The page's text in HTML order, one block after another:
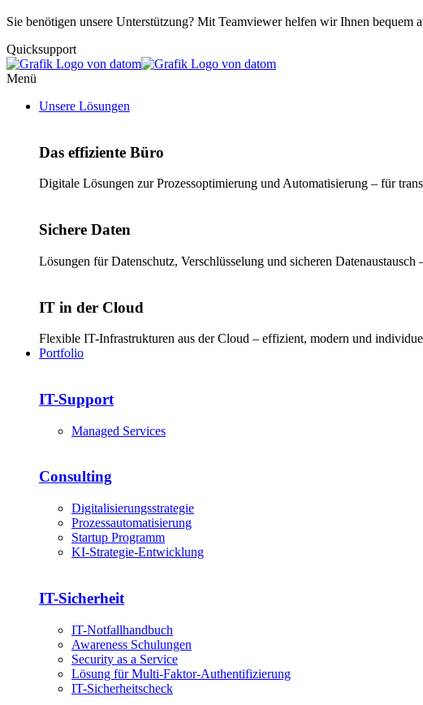
Sie benötigen unsere Unterstützung? Mit Teamviewer helfen wir Ihnen bequem
Quicksupport
Menü
Unsere Lösungen
Das effiziente Büro
Digitale Lösungen zur Prozessoptimierung und Automatisierung – für
Sichere Daten
Lösungen für Datenschutz, Verschlüsselung und sicheren
IT in der Cloud
Flexible IT-Infrastrukturen aus der Cloud – effizient, modern und
Portfolio
IT-Support
Managed Services
Consulting
Digitalisierungsstrategie
Prozessautomatisierung
Startup Programm
KI-Strategie-Entwicklung
IT-Sicherheit
IT-Notfallhandbuch
Awareness Schulungen
Security as a Service
Lösung für Multi-Faktor-Authentifizierung
IT-Sicherheitscheck